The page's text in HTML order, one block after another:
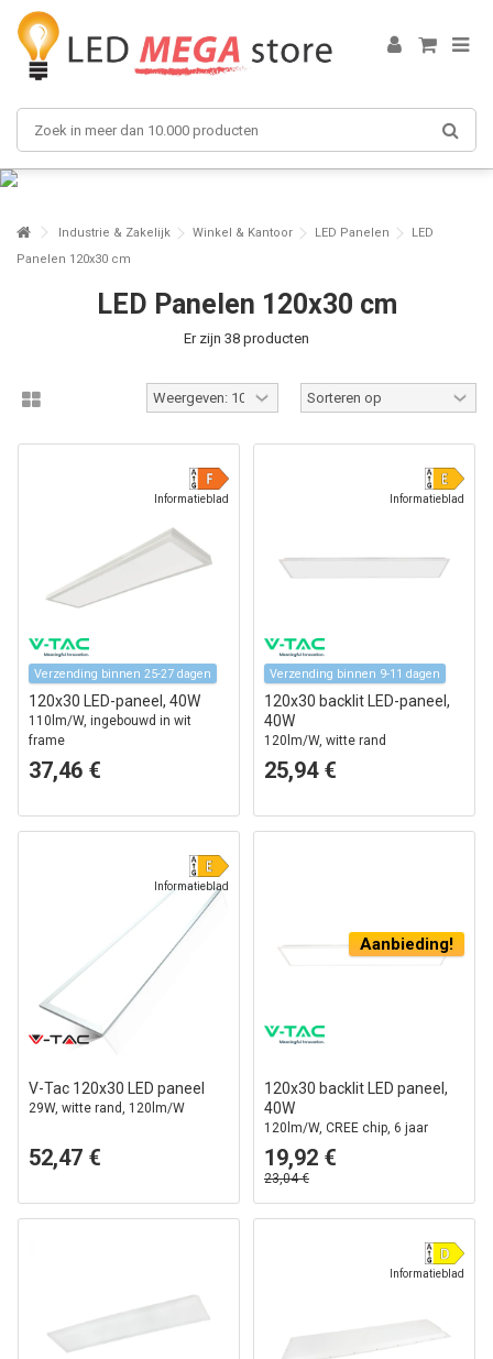
Industrie & Zakelijk Winkel & Kantoor LED Panelen
LED
Panelen 120x30 cm
LED Panelen 120x30 cm
Er zijn 38 producten
Informatieblad
Verzending binnen 25-27 dagen
120x30 LED-paneel, 40W
110lm/W, ingebouwd in wit
frame
37,46 €
Informatieblad
Verzending binnen 9-11 dagen
120x30 backlit LED-paneel,
40W
120lm/W, witte rand
25,94 €
Informatieblad
V-Tac 120x30 LED paneel
29W, witte rand, 120lm/W
52,47 €
Aanbieding!
120x30 backlit LED paneel,
40W
120lm/W, CREE chip, 6 jaar
garantie, witte rand
19,92 €
23,04 €
Informatieblad